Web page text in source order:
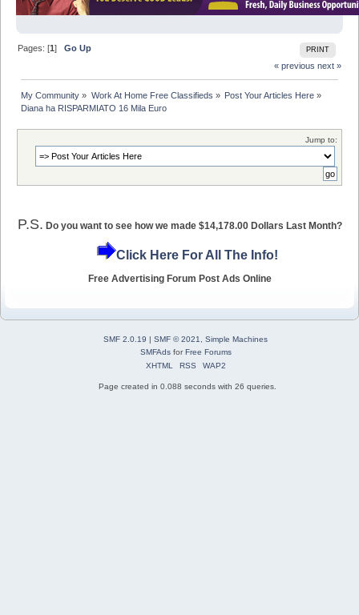
PRINT
Pages: [1]Go Up
« previous next »
My Community » Work At Home Free Classifieds » Post Your Articles Here»
Diana ha RISPARMIATO 16 Mila Euro
Jump to:
P.S. Do you want to see how we made $14,178.00 Dollars Last Month?
Click Here For All The Info!
Free Advertising Forum Post Ads Online
SMF 2.0.19 | SMF © 2021
Simple Machines
SMFAdsforFree Forums
XHTML
RSS WAP2
Page created in 0.088 seconds with 26 queries.